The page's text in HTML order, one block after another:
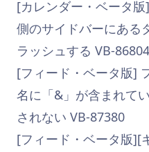
[カレンダー・ベータ
側のサイドバーにある
ラッシュする VB-86804
[フィード・ベータ版]
名に「&」が含まれて
されない VB-87380
[フィード・ベータ版][